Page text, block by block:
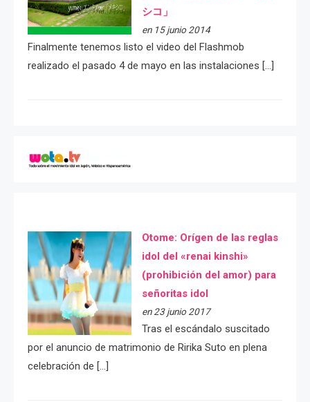
シコ」
en 15 junio 2014
Finalmente tenemos listo el video del Flashmob
realizado el pasado 4 de mayo en las instalaciones […]
Otome: Orígen de las reglas
idol del «renai kinshi»
(prohibición del amor) para
señoritas idol
en 23 junio 2017
Tras el escándalo suscitado
por el anuncio de matrimonio de Ririka Suto en plena
celebración de […]